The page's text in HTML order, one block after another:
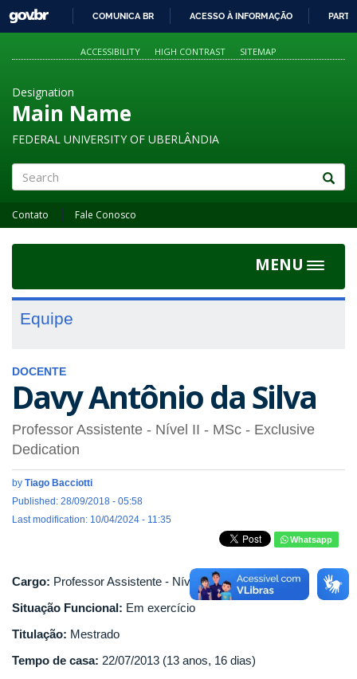
PARA
O
GOVBR
COMUNICA BR ACESSO À INFORMAÇÃO
ACCESSIBILITY HIGH CONTRAST SITEMAP
Designation
Main Name
FEDERAL UNIVERSITY OF UBERLÂNDIA
Contato Fale Conosco
MENU
Toggle
Equipe
DOCENTE
Davy Antônio da Silva
Professor Assistente - Nível II - MSc - Exclusive
Dedication
by Tiago Bacciotti
Published: 28/09/2018 - 05:58
Last modification: 10/04/2024 - 11:35
Whatsapp
Cargo: Professor Assistente - Nível II
Situação Funcional: Em exercício
Titulação: Mestrado
Tempo de casa: 22/07/2013 (13 anos, 16 dias)